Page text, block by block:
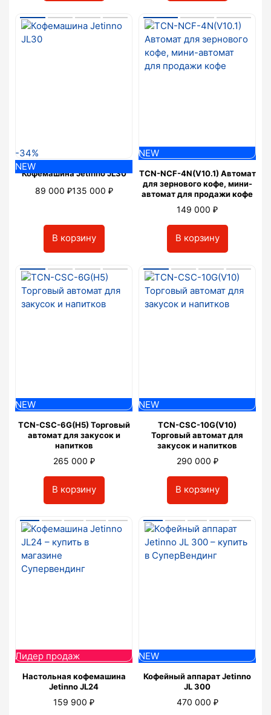
-34%
NEW
Кофемашина Jetinno JL30
89 000 ₽135 000 ₽
В корзину
NEW
TCN-NCF-4N(V10.1) Автомат
для зернового кофе, мини-
автомат для продажи кофе
149 000 ₽
В корзину
NEW
TCN-CSC-6G(H5) Торговый
автомат для закусок и
напитков
265 000 ₽
В корзину
NEW
TCN-CSC-10G(V10)
Торговый автомат для
закусок и напитков
290 000 ₽
В корзину
Лидер продаж
Настольная кофемашина
Jetinno JL24
159 900 ₽
NEW
Кофейный аппарат Jetinno
JL 300
470 000 ₽